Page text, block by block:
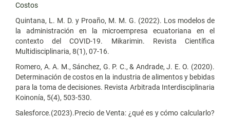
Costos
Quintana, L. M. D. y Proaño, M. M. G. (2022). Los modelos de
la administración en la microempresa ecuatoriana en el
contexto del COVID-19. Mikarimin. Revista Científica
Multidisciplinaria, 8(1), 07-16.
Romero, A. A. M., Sánchez, G. P. C., & Andrade, J. E. O. (2020).
Determinación de costos en la industria de alimentos y bebidas
para la toma de decisiones. Revista Arbitrada Interdisciplinaria
Koinonía, 5(4), 503-530.
Salesforce.(2023).Precio de Venta: ¿qué es y cómo calcularlo?